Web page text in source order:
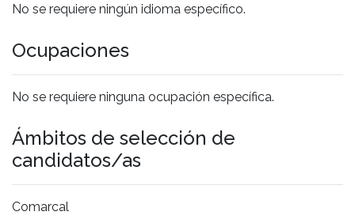
No se requiere ningún idioma específico.
Ocupaciones
No se requiere ninguna ocupación específica.
Ámbitos de selección de
candidatos/as
Comarcal